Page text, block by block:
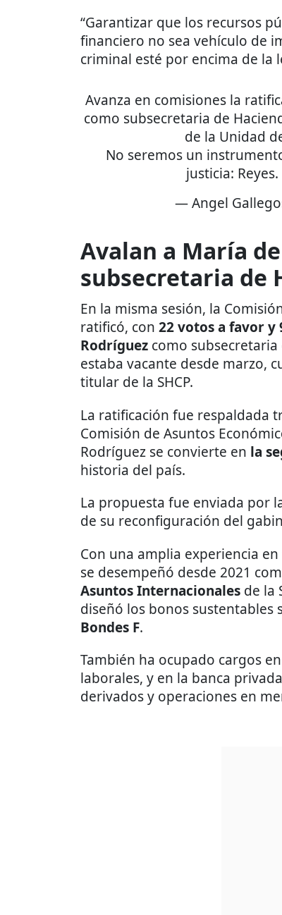
“Garantizar que los recursos
financiero no sea vehículo de
criminal esté por encima de la
Avanza en comisiones la
como subsecretaria de
de la Unidad
No seremos un
justicia: Reyes.
— Angel
Avalan a María
subsecretaria de
En la misma sesión, la
ratificó, con 22 votos a favor y
Rodríguez como
estaba vacante desde marzo,
titular de la SHCP.
La ratificación fue respaldada
Comisión de Asuntos
Rodríguez se convierte en la
historia del país.
La propuesta fue enviada por
de su reconfiguración del
Con una amplia experiencia
se desempeñó desde 2021
Asuntos Internacionales de la
diseñó los bonos sustentables
Bondes F.
También ha ocupado cargos
laborales, y en la banca
derivados y operaciones en